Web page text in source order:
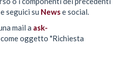
e seguici su Newse social.
mail a ask-
oggetto "Richiesta